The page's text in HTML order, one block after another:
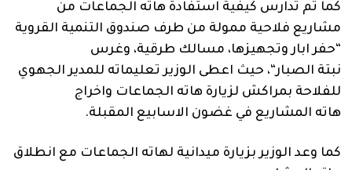
كما تم تدارس كيفية استفادة هاته الجماعات من
مشاريع فلاحية ممولة من طرف صندوق التنمية القروية
“حفر ابار وتجهيزها، مسالك طرقية، وغرس
نبتة الصبار“، حيث اعطى الوزير تعليماته للمدير الجهوي
للفلاحة بمراكش لزيارة هاته الجماعات واخراج
هاته المشاريع في غضون الاسابيع المقبلة.
كما وعد الوزير بزيارة ميدانية لهاته الجماعات مع انطلاق